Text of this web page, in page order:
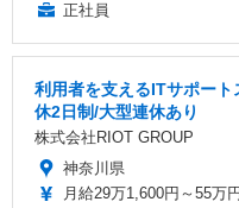
正社員
利用者を支えるITサポー
休2日制/大型連休あり
株式会社RIOT GROUP
神奈川県
月給29万1,600円～55万円